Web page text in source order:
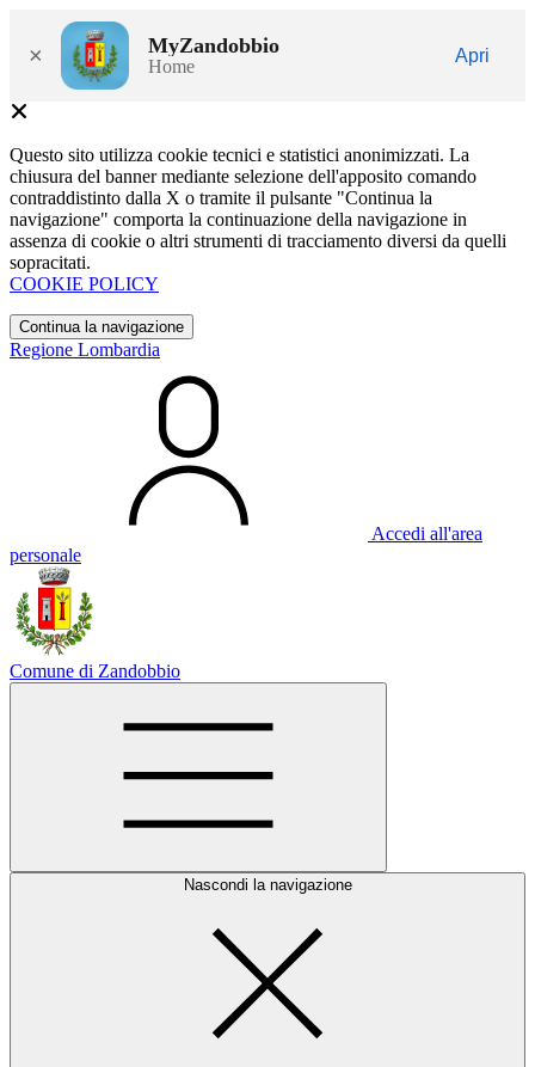
× MyZandobbio
Home
Apri
Questo sito utilizza cookie tecnici e statistici anonimizzati. La
chiusura del banner mediante selezione dell'apposito comando
contraddistinto dalla X o tramite il pulsante "Continua la
navigazione" comporta la continuazione della navigazione in
assenza di cookie o altri strumenti di tracciamento diversi da quelli
sopracitati.
COOKIE POLICY
Continua la navigazione
Regione Lombardia
Accedi all'area
personale
Comune di Zandobbio
Nascondi la navigazione